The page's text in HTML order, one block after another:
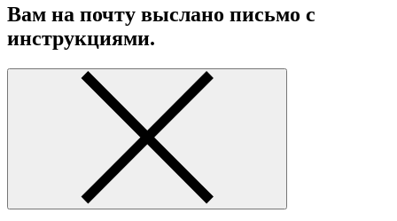
Вам на почту выслано письмо с
инструкциями.